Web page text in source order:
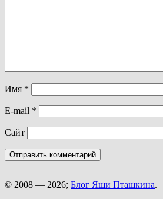
Имя *
E-mail *
Сайт
© 2008 — 2026; Блог Яши Пташкина.